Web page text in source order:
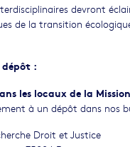
devront
de la transition
dépôt :
les locaux de la
à un dépôt dans nos
Droit et Justice